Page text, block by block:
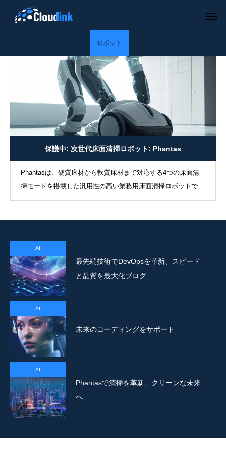
Auto Coding & Testing Auto Process
ロボット
保護中: 次世代床面清掃ロボット: Phantas
Phantasは、硬質床材から軟質床材まで対応する4つの床面清
掃モードを搭載した汎用性の高い業務用床面清掃ロボットで
す。
AI
最先端技術でDevOpsを革新、スピード
と品質を最大化ブログ
AI
未来のコーディングをサポート
AI
Phantasで清掃を革新、クリーンな未来
へ